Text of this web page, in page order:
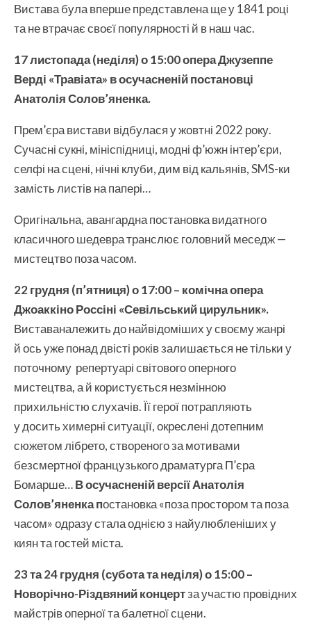
Вистава була вперше представлена ще у 1841 році
та не втрачає своєї популярності й в наш час.
17 листопада(неділя) о 15:00опера Джузеппе
Верді «Травіата» в осучасненій постановці
Анатолія Солов’яненка.
Прем’єра вистави відбулася у жовтні 2022 року.
Сучасні сукні, мініспідниці, модні ф’южн інтер’єри,
селфі на сцені, нічні клуби, дим від кальянів, SMS-ки
замість листів на папері…
Оригінальна, авангардна постановка видатного
класичного шедевра транслює головний меседж —
мистецтво поза часом.
22 грудня (п’ятниця) о 17:00– комічна опера
Джоаккіно Россіні «Севільський цирульник».
Виставаналежить до найвідоміших у своєму жанрі
й ось уже понад двісті років залишається не тільки у
поточному репертуарі світового оперного
мистецтва, а й користується незмінною
прихильністю слухачів. Її герої потрапляють
у досить химерні ситуації, окреслені дотепним
сюжетом лібрето, створеного за мотивами
безсмертної французького драматурга П’єра
Бомарше…В осучасненій версії Анатолія
Солов’яненка постановка «поза простором та поза
часом» одразу стала однією з найулюбленіших у
киян та гостей міста.
23 та 24 грудня (субота та неділя) о 15:00 –
Новорічно-Різдвяний концертза участю провідних
майстрів оперної та балетної сцени.